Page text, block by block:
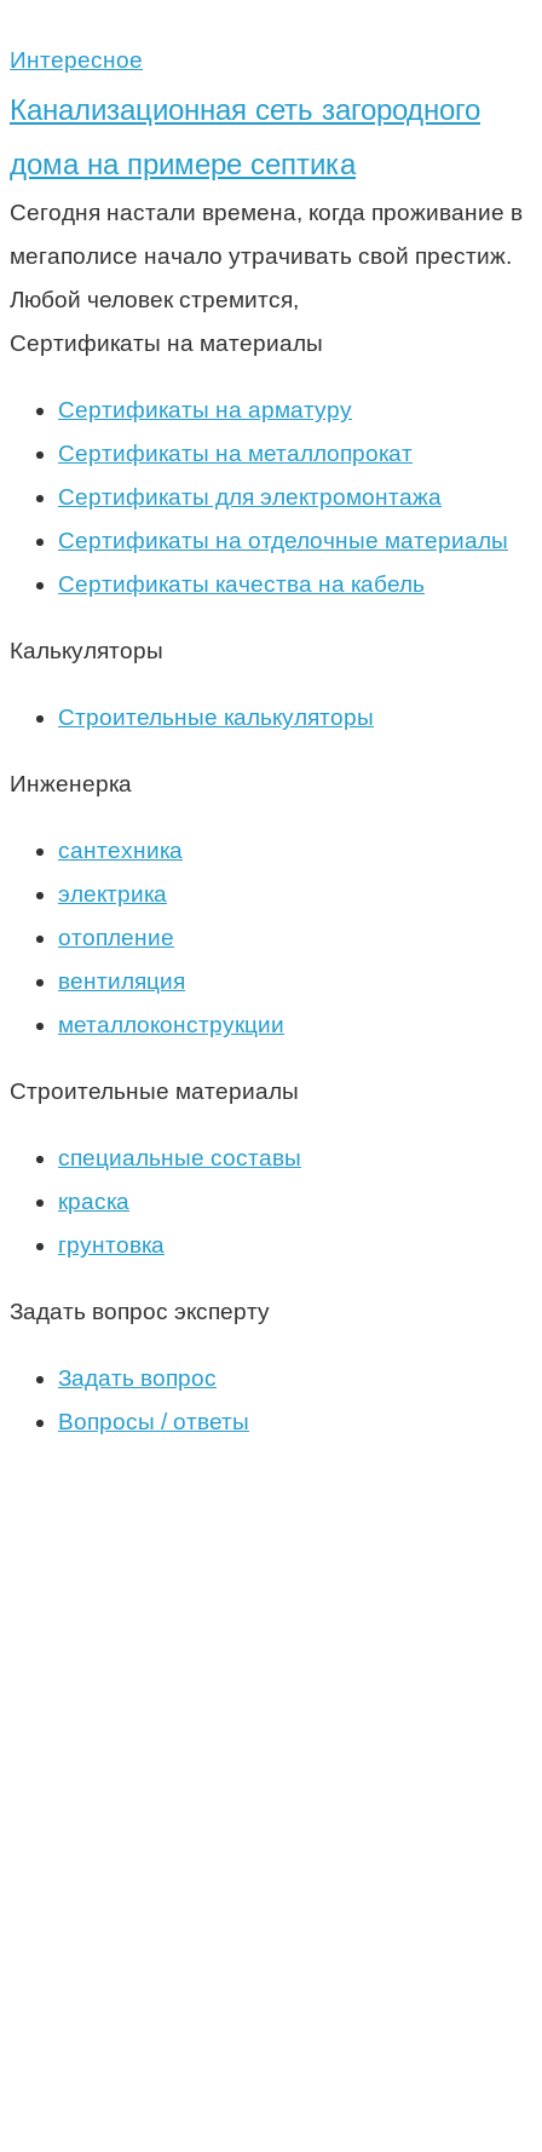
Интересное
Канализационная сеть загородного
дома на примере септика
Сегодня настали времена, когда проживание в
мегаполисе начало утрачивать свой престиж.
Любой человек стремится,
Сертификаты на материалы
Сертификаты на арматуру
Сертификаты на металлопрокат
Сертификаты для электромонтажа
Сертификаты на отделочные материалы
Сертификаты качества на кабель
Калькуляторы
Строительные калькуляторы
Инженерка
сантехника
электрика
отопление
вентиляция
металлоконструкции
Строительные материалы
специальные составы
краска
грунтовка
Задать вопрос эксперту
Задать вопрос
Вопросы / ответы